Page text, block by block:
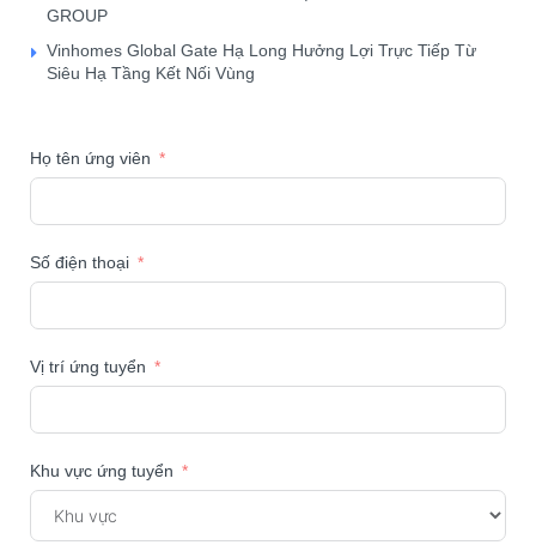
GROUP
Vinhomes Global Gate Hạ Long Hưởng Lợi Trực Tiếp Từ
Siêu Hạ Tầng Kết Nối Vùng
Họ tên ứng viên
Số điện thoại
Vị trí ứng tuyển
Khu vực ứng tuyển